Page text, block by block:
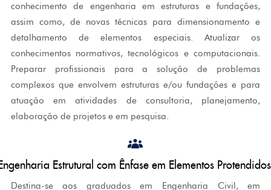
conhecimento de engenharia em estruturas e fundações,
assim como, de novas técnicas para dimensionamento e
detalhamento de elementos especiais. Atualizar os
conhecimentos normativos, tecnológicos e computacionais.
Preparar profissionais para a solução de problemas
complexos que envolvem estruturas e/ou fundações e para
atuação em atividades de consultoria, planejamento,
elaboração de projetos e em pesquisa.
Estrutural com Ênfase em Elementos
Destina-se aos graduados em Engenharia Civil, em